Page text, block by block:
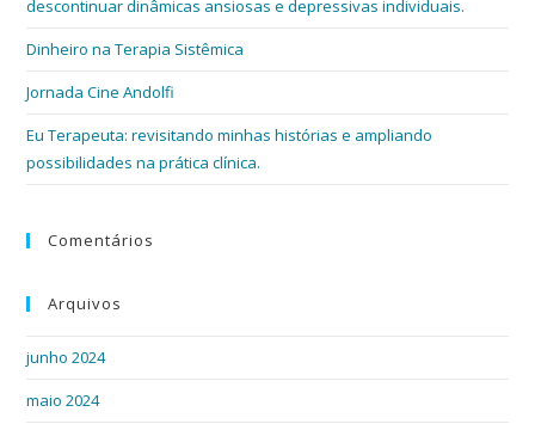
descontinuar dinâmicas ansiosas e depressivas individuais.
Dinheiro na Terapia Sistêmica
Jornada Cine Andolfi
Eu Terapeuta: revisitando minhas histórias e ampliando
possibilidades na prática clínica.
Comentários
Arquivos
junho 2024
maio 2024